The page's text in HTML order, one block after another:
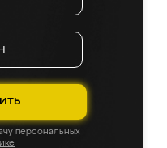
персональных